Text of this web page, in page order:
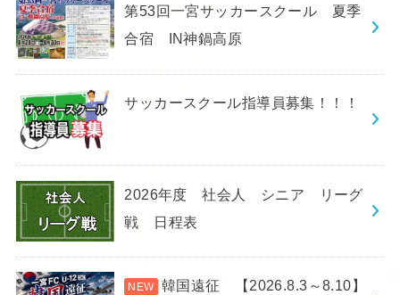
第53回一宮サッカースクール 夏季
合宿 IN神鍋高原
サッカースクール指導員募集！！！
2026年度 社会人 シニア リーグ
戦 日程表
韓国遠征 【2026.8.3～8.10】